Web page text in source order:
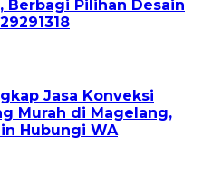
Berbagi Pilihan Desain
Jasa Konveksi
Murah di Magelang,
Hubungi WA